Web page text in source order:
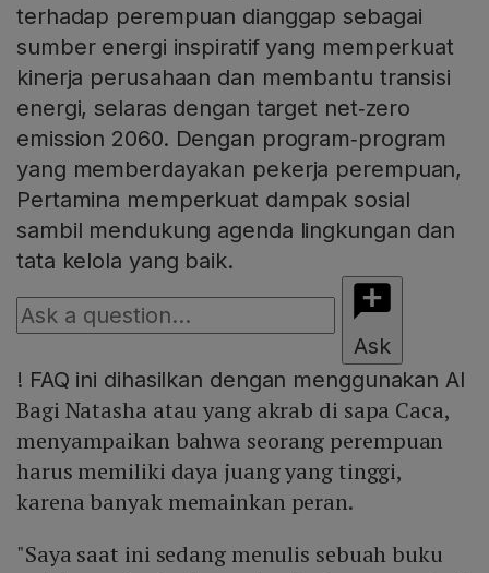
terhadap perempuan dianggap sebagai
sumber energi inspiratif yang memperkuat
kinerja perusahaan dan membantu transisi
energi, selaras dengan target net‑zero
emission 2060. Dengan program‑program
yang memberdayakan pekerja perempuan,
Pertamina memperkuat dampak sosial
sambil mendukung agenda lingkungan dan
tata kelola yang baik.
Ask
! FAQ ini dihasilkan dengan menggunakan AI
Bagi Natasha atau yang akrab di sapa Caca,
menyampaikan bahwa seorang perempuan
harus memiliki daya juang yang tinggi,
karena banyak memainkan peran.
"Saya saat ini sedang menulis sebuah buku